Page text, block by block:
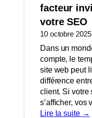
facteur
votre SEO
10 octobre 2025
Dans un
compte, le
site web peut
différence
client. Si votre
s’afficher, vos
Lire la suite →